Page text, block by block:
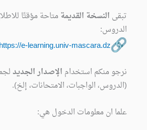
تبقى النسخة القديمة متاحة مؤقتًا
الدروس:
https://e-learning.univ-mascara.dz
نرجو منكم استخدام الإصدار الجديد
(الدروس، الواجبات، الامتحانات، إلخ).
علما ان معلومات الدخول هي: